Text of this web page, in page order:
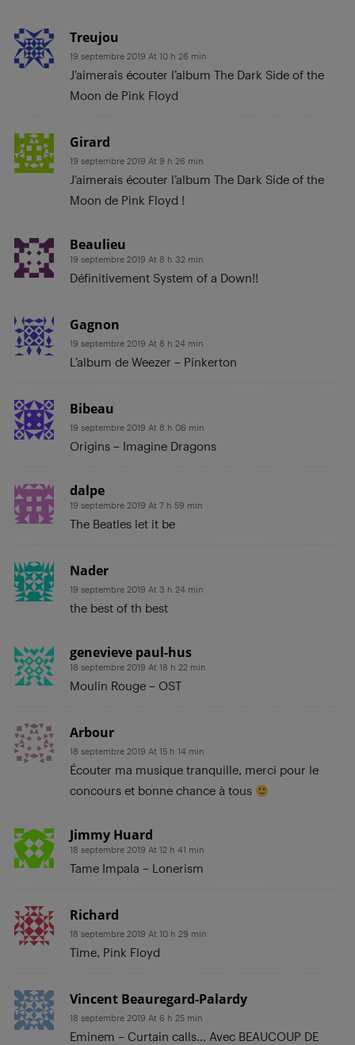
Treujou
19 septembre 2019 At 10 h 26 min
J’aimerais écouter l’album The Dark Side of the
Moon de Pink Floyd
Girard
19 septembre 2019 At 9 h 26 min
J’aimerais écouter l’album The Dark Side of the
Moon de Pink Floyd !
Beaulieu
19 septembre 2019 At 8 h 32 min
Définitivement System of a Down!!
Gagnon
19 septembre 2019 At 8 h 24 min
L’album de Weezer – Pinkerton
Bibeau
19 septembre 2019 At 8 h 06 min
Origins – Imagine Dragons
dalpe
19 septembre 2019 At 7 h 59 min
The Beatles let it be
Nader
19 septembre 2019 At 3 h 24 min
the best of th best
genevieve paul-hus
18 septembre 2019 At 18 h 22 min
Moulin Rouge – OST
Arbour
18 septembre 2019 At 15 h 14 min
Écouter ma musique tranquille, merci pour le
concours et bonne chance à tous
Jimmy Huard
18 septembre 2019 At 12 h 41 min
Tame Impala – Lonerism
Richard
18 septembre 2019 At 10 h 29 min
Time, Pink Floyd
Vincent Beauregard-Palardy
18 septembre 2019 At 6 h 25 min
Eminem – Curtain calls… Avec BEAUCOUP DE